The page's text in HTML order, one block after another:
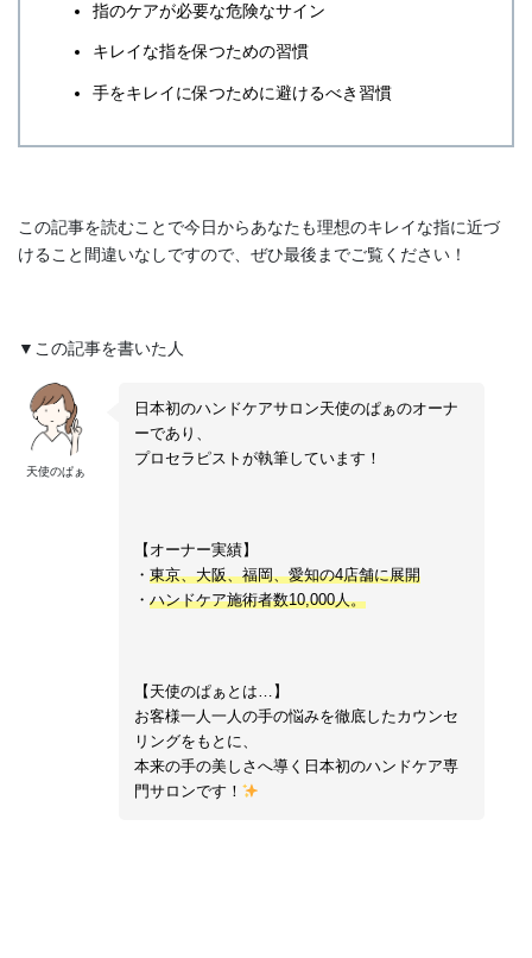
指のケアが必要な危険なサイン
キレイな指を保つための習慣
手をキレイに保つために避けるべき習慣
この記事を読むことで今日からあなたも理想のキレイな指に近づ
けること間違いなしですので、ぜひ最後までご覧ください！
▼この記事を書いた人
天使のぱぁ
日本初のハンドケアサロン天使のぱぁのオーナ
ーであり、
プロセラピストが執筆しています！
【オーナー実績】
・ 東京、大阪、福岡、愛知の4店舗に展開
・ ハンドケア施術者数10,000人。
【天使のぱぁとは…】
お客様一人一人の手の悩みを徹底したカウンセ
リングをもとに、
本来の手の美しさへ導く日本初のハンドケア専
門サロンです！